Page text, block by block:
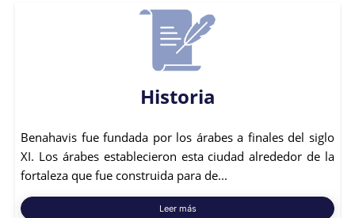
Historia
Benahavis fue fundada por los árabes a finales del siglo
XI. Los árabes establecieron esta ciudad alrededor de la
fortaleza que fue construida para de...
Leer más